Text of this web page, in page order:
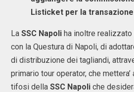
Listicket per la
La SSC Napoli ha inoltre realizzato
con la Questura di Napoli, di
di distribuzione dei tagliandi,
primario tour operator, che
tifosi della SSC Napoli che